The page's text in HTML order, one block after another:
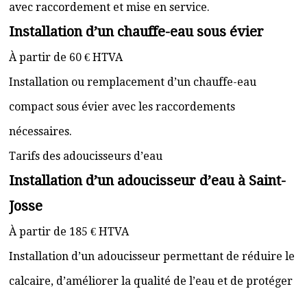
avec raccordement et mise en service.
Installation d’un chauffe-eau sous évier
À partir de 60 € HTVA
Installation ou remplacement d’un chauffe-eau
compact sous évier avec les raccordements
nécessaires.
Tarifs des adoucisseurs d’eau
Installation d’un adoucisseur d’eau à Saint-
Josse
À partir de 185 € HTVA
Installation d’un adoucisseur permettant de réduire le
calcaire, d’améliorer la qualité de l’eau et de protéger